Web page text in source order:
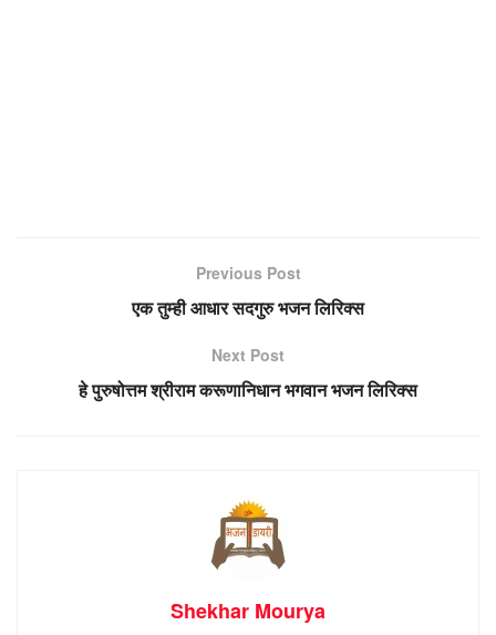
Previous Post
एक तुम्ही आधार सदगुरु भजन लिरिक्स
Next Post
हे पुरुषोत्तम श्रीराम करूणानिधान भगवान भजन लिरिक्स
Shekhar Mourya